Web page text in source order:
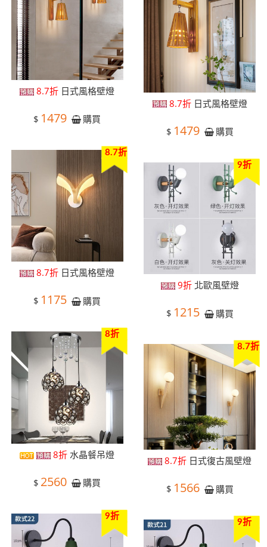
8.7折 日式風格壁燈
$ 1479 購買
8.7折日式風格壁燈
$ 1479 購買
8.7折
8.7折 日式風格壁燈
$ 1175 購買
9折
9折北歐風壁燈
$ 1215 購買
8折
8折 水晶餐吊燈
$ 2560 購買
8.7折
8.7折 日式復古風壁燈
$ 1566 購買
9折
9折